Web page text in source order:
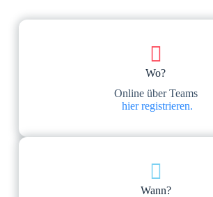
Wo?
Online über Teams
hier registrieren.
Wann?